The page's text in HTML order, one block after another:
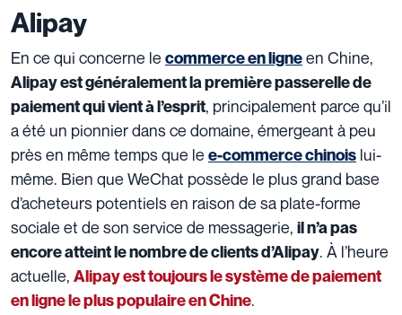
Alipay
En ce qui concerne le commerce en ligneen Chine,
Alipay est généralement la première passerelle de
paiement qui vient à l’esprit, principalement parce qu’il
a été un pionnier dans ce domaine, émergeant à peu
près en même temps que le e-commerce chinois lui-
même. Bien que WeChat possède le plus grand base
d’acheteurs potentiels en raison de sa plate-forme
sociale et de son service de messagerie, il n’a pas
encore atteint le nombre de clients d’Alipay. À l’heure
actuelle, Alipay est toujours le système de paiement
en ligne le plus populaire en Chine.